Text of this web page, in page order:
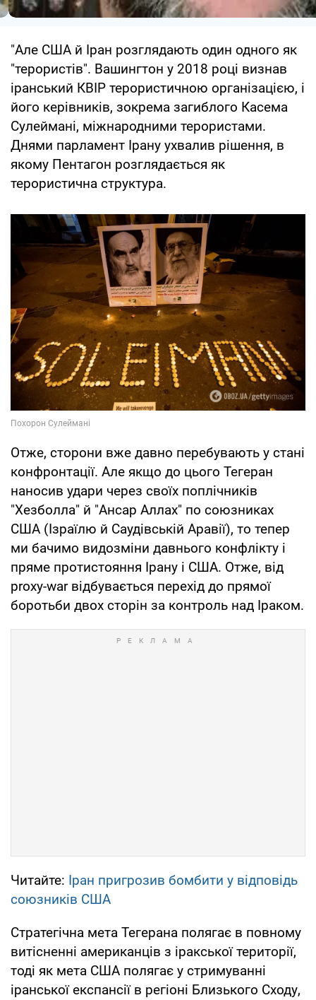
"Але США й Іран розглядають один одного як
"терористів". Вашингтон у 2018 році визнав
іранський КВІР терористичною організацією, і
його керівників, зокрема загиблого Касема
Сулеймані, міжнародними терористами.
Днями парламент Ірану ухвалив рішення, в
якому Пентагон розглядається як
терористична структура.
Отже, сторони вже давно перебувають у стані
конфронтації. Але якщо до цього Тегеран
наносив удари через своїх поплічників
"Хезболла" й "Ансар Аллах" по союзниках
США (Ізраїлю й Саудівській Аравії), то тепер
ми бачимо видозміни давнього конфлікту і
пряме протистояння Ірану і США. Отже, від
proxy-war відбувається перехід до прямої
боротьби двох сторін за контроль над Іраком.
Читайте: Іран пригрозив бомбити у відповідь
союзників США
Стратегічна мета Тегерана полягає в повному
витісненні американців з іракської території,
тоді як мета США полягає у стримуванні
іранської експансії в регіоні Близького Сходу,